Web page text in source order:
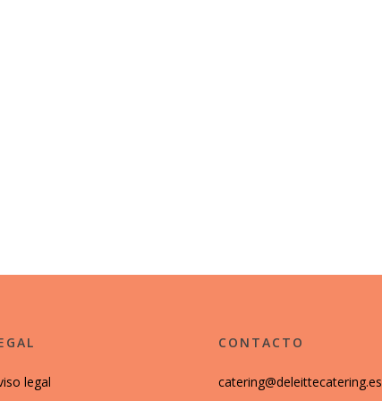
legal
CONTACTO
catering@deleittecatering.es